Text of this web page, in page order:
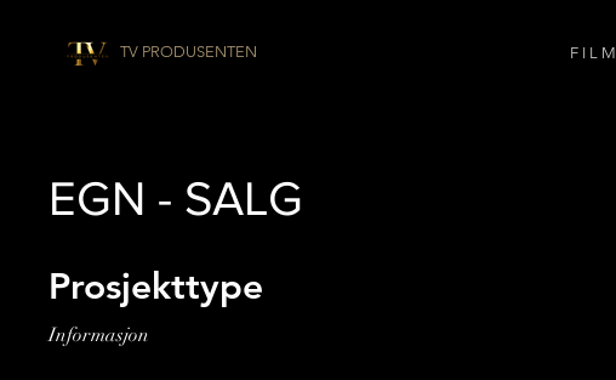
F I L M
TV PRODUSENTEN
EGN - SALG
Prosjekttype
Informasjon